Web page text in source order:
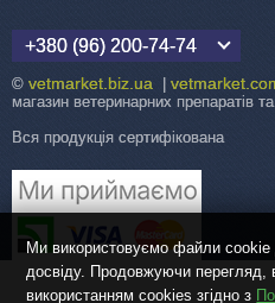
+380 (96) 200-74-74
© vetmarket.biz.ua
магазин ветеринарних препаратів
Вся продукція сертифікована
Ми використовуємо файли
досвіду. Продовжуючи перегляд,
використанням cookies згідно з